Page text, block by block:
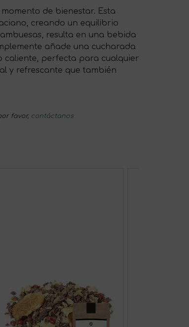
de bienestar. Esta
creando un equilibrio
resulta en una bebida
añade una cucharada
caliente, perfecta para cualquier
y refrescante que también
favor, contáctanos